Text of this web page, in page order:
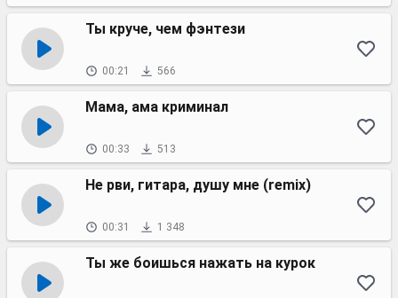
Ты круче, чем фэнтези
00:21 566
Мама, ама криминал
00:33 513
Не рви, гитара, душу мне (remix)
00:31 1 348
Ты же боишься нажать на курок